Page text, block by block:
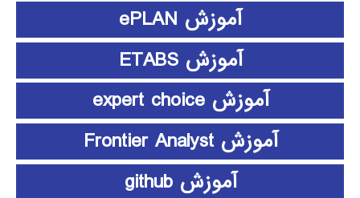
آموزش ePLAN
آموزش ETABS
آموزش expert choice
آموزش Frontier Analyst
آموزش github